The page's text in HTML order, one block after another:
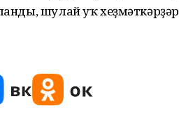
шулай уҡ хеҙмәткәрҙәр